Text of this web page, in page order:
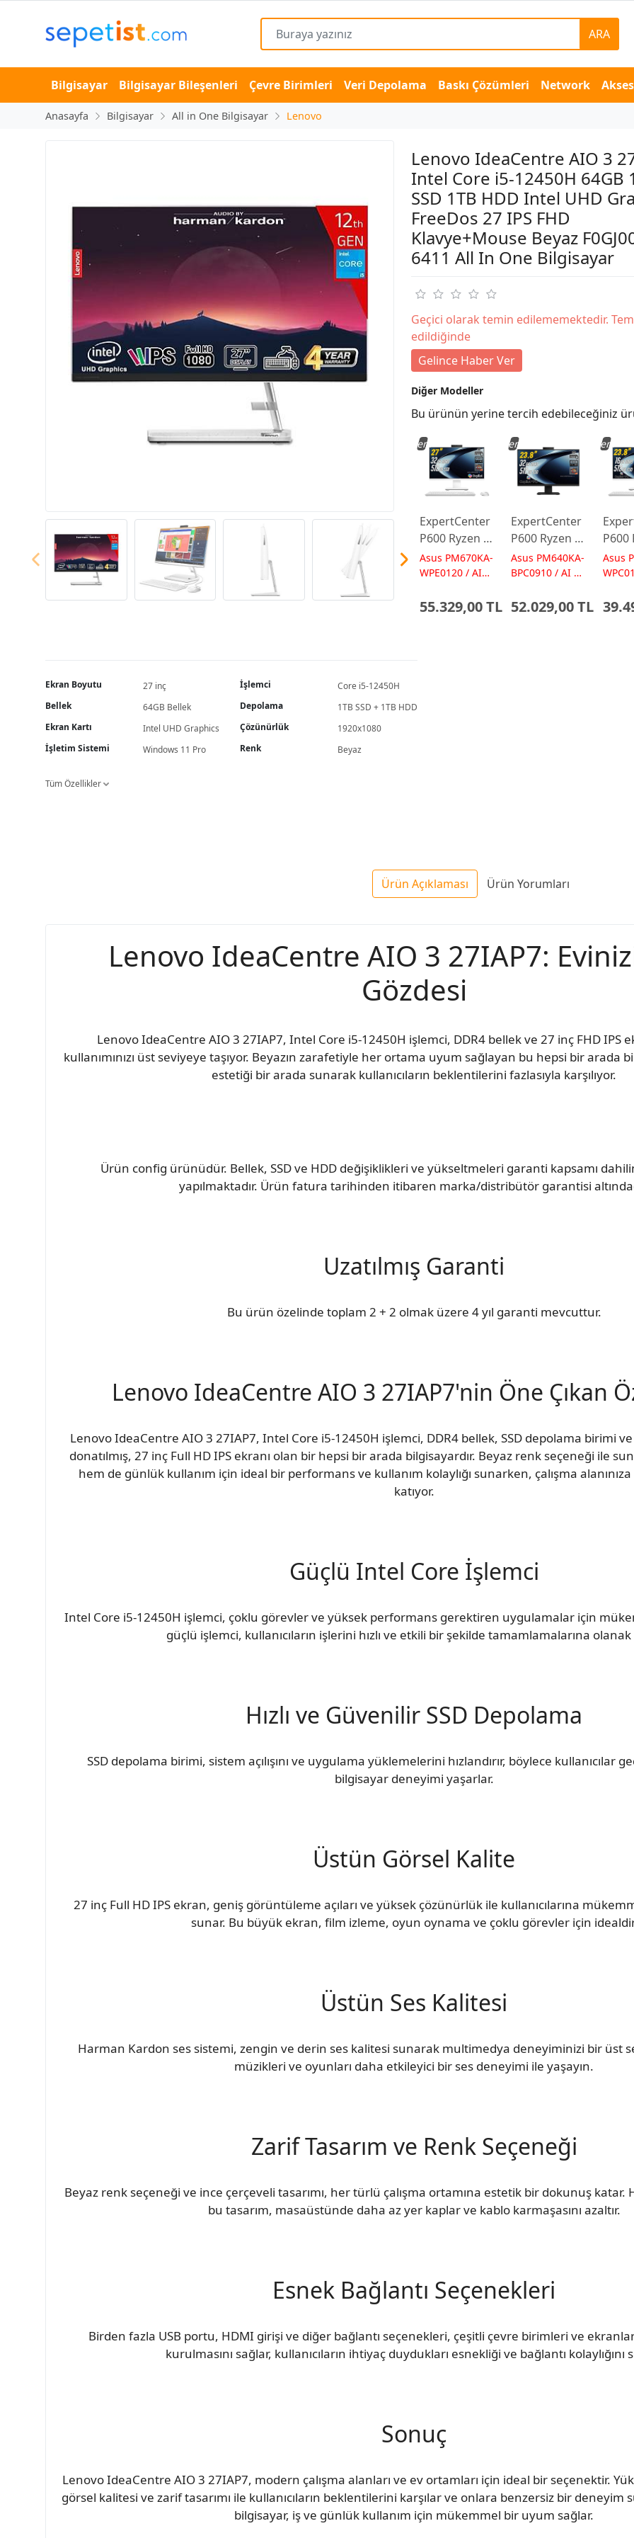
ARA
Bilgisayar Bilgisayar Bileşenleri Çevre Birimleri Veri Depolama Baskı Çözümleri Network
Anasayfa Bilgisayar All in One Bilgisayar Lenovo
Lenovo IdeaCentre AIO 3
Intel Core i5-12450H 64GB
SSD 1TB HDD Intel UHD
FreeDos 27 IPS FHD
Klavye+Mouse Beyaz
6411 All In One Bilgisayar
Geçici olarak temin edilememektedir.
edildiğinde
Gelince Haber Ver
Diğer Modeller
Bu ürünün yerine tercih edebileceğiniz
ExpertCenter
P600 Ryzen AI
7-350 32GB
512GB 27
Beyaz AI-
Asus PM670KA-
WPE0120 / AI
55.329,00 TL
Yeni
ExpertCenter
P600 Ryzen AI
7-350 32GB
512GB 23.8
Siyah AI-
Asus PM640KA-
BPC0910 / AI 50
52.029,00 TL
Yeni
P600
5-
Asus
Yeni
Ekran Boyutu 27 inç İşlemci
Core i5-12450H
Bellek
64GB Bellek Depolama
1TB SSD + 1TB HDD
Ekran Kartı
Intel UHD Graphics Çözünürlük
1920x1080
İşletim Sistemi
Windows 11 Pro Renk Beyaz
Tüm Özellikler
Ürün Açıklaması Ürün Yorumları
Lenovo IdeaCentre AIO 3 27IAP7:
Gözdesi
Lenovo IdeaCentre AIO 3 27IAP7, Intel Core i5-12450H işlemci, DDR4 bellek ve 27 inç FHD IPS
kullanımınızı üst seviyeye taşıyor. Beyazın zarafetiyle her ortama uyum sağlayan bu hepsi bir arada
estetiği bir arada sunarak kullanıcıların beklentilerini fazlasıyla karşılıyor.
Ürün config ürünüdür. Bellek, SSD ve HDD değişiklikleri ve yükseltmeleri garanti kapsamı
yapılmaktadır. Ürün fatura tarihinden itibaren marka/distribütör garantisi
Uzatılmış Garanti
Bu ürün özelinde toplam 2 + 2 olmak üzere 4 yıl garanti mevcuttur.
Lenovo IdeaCentre AIO 3 27IAP7'nin Öne Çıkan
Lenovo IdeaCentre AIO 3 27IAP7, Intel Core i5-12450H işlemci, DDR4 bellek, SSD depolama birimi
donatılmış, 27 inç Full HD IPS ekranı olan bir hepsi bir arada bilgisayardır. Beyaz renk seçeneği ile
hem de günlük kullanım için ideal bir performans ve kullanım kolaylığı sunarken, çalışma
katıyor.
Güçlü Intel Core İşlemci
Intel Core i5-12450H işlemci, çoklu görevler ve yüksek performans gerektiren uygulamalar için
güçlü işlemci, kullanıcıların işlerini hızlı ve etkili bir şekilde tamamlamalarına olanak
Hızlı ve Güvenilir SSD Depolama
SSD depolama birimi, sistem açılışını ve uygulama yüklemelerini hızlandırır, böylece kullanıcılar
bilgisayar deneyimi yaşarlar.
Üstün Görsel Kalite
27 inç Full HD IPS ekran, geniş görüntüleme açıları ve yüksek çözünürlük ile kullanıcılarına
sunar. Bu büyük ekran, film izleme, oyun oynama ve çoklu görevler için
Üstün Ses Kalitesi
Harman Kardon ses sistemi, zengin ve derin ses kalitesi sunarak multimedya deneyiminizi bir üst
müzikleri ve oyunları daha etkileyici bir ses deneyimi ile yaşayın.
Zarif Tasarım ve Renk Seçeneği
Beyaz renk seçeneği ve ince çerçeveli tasarımı, her türlü çalışma ortamına estetik bir dokunuş
bu tasarım, masaüstünde daha az yer kaplar ve kablo karmaşasını azaltır.
Esnek Bağlantı Seçenekleri
Birden fazla USB portu, HDMI girişi ve diğer bağlantı seçenekleri, çeşitli çevre birimleri ve
kurulmasını sağlar, kullanıcıların ihtiyaç duydukları esnekliği ve bağlantı kolaylığını
Sonuç
Lenovo IdeaCentre AIO 3 27IAP7, modern çalışma alanları ve ev ortamları için ideal bir seçenektir.
görsel kalitesi ve zarif tasarımı ile kullanıcıların beklentilerini karşılar ve onlara benzersiz bir deneyim
bilgisayar, iş ve günlük kullanım için mükemmel bir uyum sağlar.